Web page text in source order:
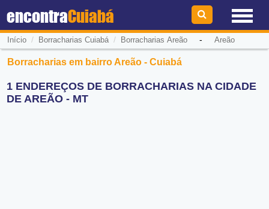
encontraCuiabá
Início / Borracharias Cuiabá/ Borracharias Areão- Areão
Borracharias em bairro Areão - Cuiabá
1 ENDEREÇOS DE BORRACHARIAS NA CIDADE
DE AREÃO - MT